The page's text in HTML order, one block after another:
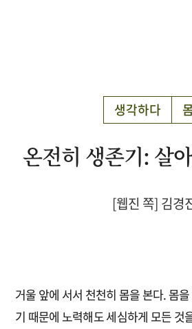
생각하다
온전히 생존기: 살
[웹진 쪽] 김경
거울 앞에 서서 천천히 몸을 본다. 몸
기 때문에 노력해도 세심하게 모든 것